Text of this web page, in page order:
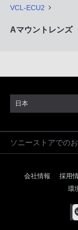
VCL-ECU2
Aマウントレンズ
日本
ソニーストアでの
会社情報 採用
環